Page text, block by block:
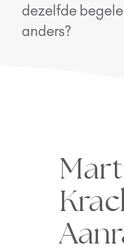
dezelfde
anders?